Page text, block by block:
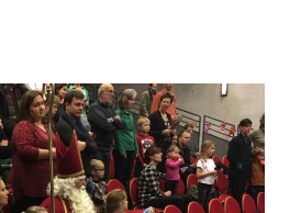
OVER ONS
Wie zijn we?
Bestuur
Dirigenten